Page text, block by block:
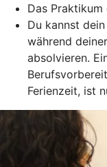
Das Praktikum
Du kannst
während
absolvieren.
Ferienzeit, ist